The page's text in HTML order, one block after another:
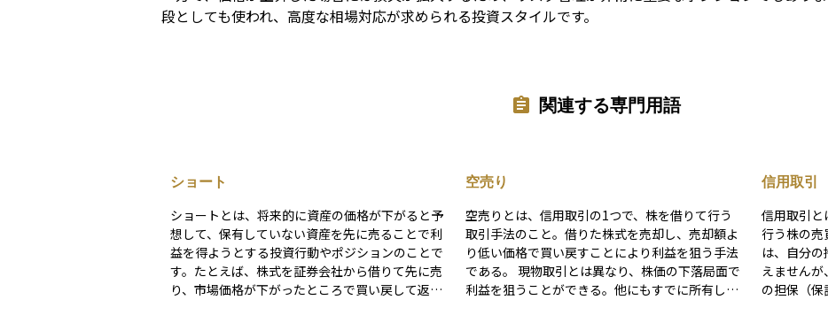
段としても使われ、高度な相場対応が求められる投資スタイルです。
関連する専門用語
ショート
ショートとは、将来的に資産の価格が下がると予
想して、保有していない資産を先に売ることで利
益を得ようとする投資行動やポジションのことで
す。たとえば、株式を証券会社から借りて先に売
り、市場価格が下がったところで買い戻して返却
空売り
空売りとは、信用取引の1つで、株を借りて行う
取引手法のこと。借りた株式を売却し、売却額よ
り低い価格で買い戻すことにより利益を狙う手法
である。 現物取引とは異なり、株価の下落局面で
利益を狙うことができる。他にもすでに所有して
信用取引
信用取引と
行う株の売
は、自分
えません
の担保（